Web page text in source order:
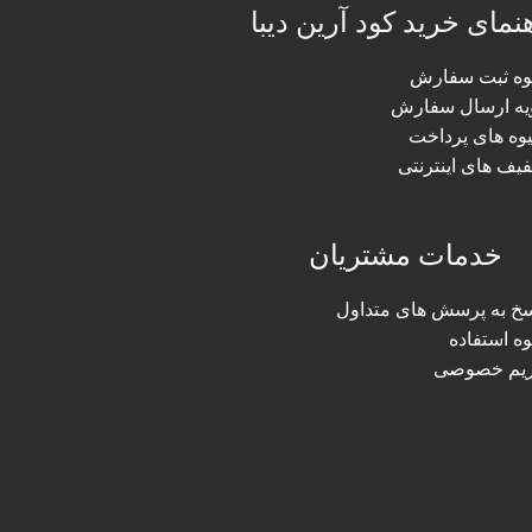
خرید کود آرین دیبا
ثبت سفارش
ارسال سفارش
های پرداخت
های اینترنتی
خدمات مشتریان
به پرسش های متداول
استفاده
خصوصی